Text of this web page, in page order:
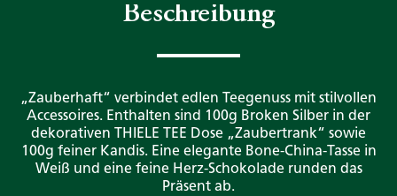
Beschreibung
„Zauberhaft“ verbindet edlen Teegenuss mit stilvollen
Accessoires. Enthalten sind 100g Broken Silber in der
dekorativen THIELE TEE Dose „Zaubertrank“ sowie
100g feiner Kandis. Eine elegante Bone-China-Tasse in
Weiß und eine feine Herz-Schokolade runden das
Präsent ab.